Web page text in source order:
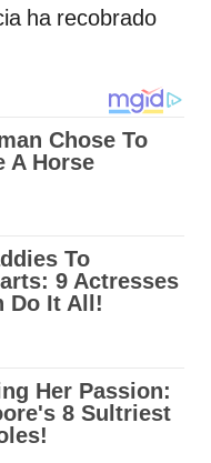
ha recobrado